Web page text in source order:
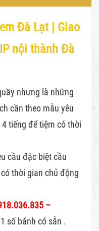
Đà Lạt | Giao
nội thành Đà
nhưng là những
cần theo mẫu yêu
tiếng để tiệm có thời
cầu đặc biệt cầu
thời gian chủ động
–
số bánh có sẵn .